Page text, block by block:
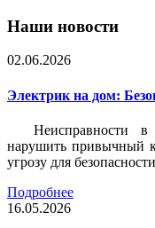
Наши новости
02.06.2026
Электрик на дом:
Неисправности в
нарушить привычный
угрозу для
Подробнее
16.05.2026